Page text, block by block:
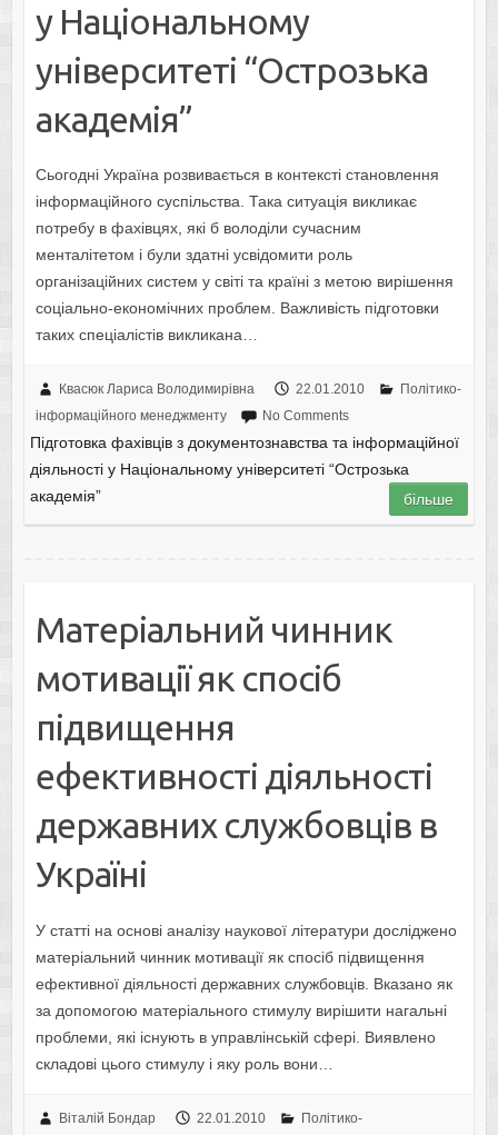
у Національному
університеті “Острозька
академія”
Сьогодні Україна розвивається в контексті становлення
інформаційного суспільства. Така ситуація викликає
потребу в фахівцях, які б володіли сучасним
менталітетом і були здатні усвідомити роль
організаційних систем у світі та країні з метою вирішення
соціально-економічних проблем. Важливість підготовки
таких спеціалістів викликана…
Квасюк Лариса Володимирівна 22.01.2010
Політико-
інформаційного менеджменту
No Comments
Підготовка фахівців з документознавства та інформаційної
діяльності у Національному університеті “Острозька
академія”
більше
Матеріальний чинник
мотивації як спосіб
підвищення
ефективності діяльності
державних службовців в
Україні
У статті на основі аналізу наукової літератури досліджено
матеріальний чинник мотивації як спосіб підвищення
ефективної діяльності державних службовців. Вказано як
за допомогою матеріального стимулу вирішити нагальні
проблеми, які існують в управлінській сфері. Виявлено
складові цього стимулу і яку роль вони…
Віталій Бондар 22.01.2010
Політико-